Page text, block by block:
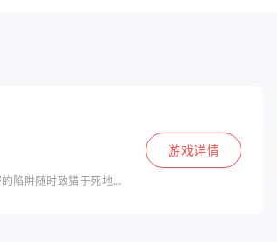
陷阱随时致猫于死地，
游戏详情